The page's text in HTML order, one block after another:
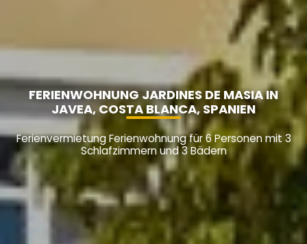
FERIENWOHNUNG JARDINES DE MASIA IN
JAVEA, COSTA BLANCA, SPANIEN
Ferienvermietung Ferienwohnung für 6 Personen mit 3
Schlafzimmern und 3 Bädern